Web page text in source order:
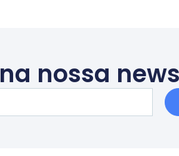
nossa